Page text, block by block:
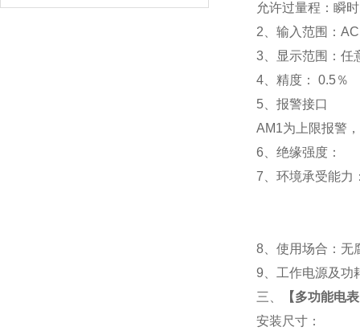
允许过量程：瞬
2 、输入范围：
3
显示范围： 任
4 、精度： 0.5％
5
报警接口
AM1为上限报警
6
绝缘强度：
7
环境承受
8 、使用场合：
9 、工作电源及功
三、
【多功能电
安装尺寸：